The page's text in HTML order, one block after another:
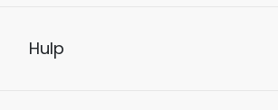
Hulp